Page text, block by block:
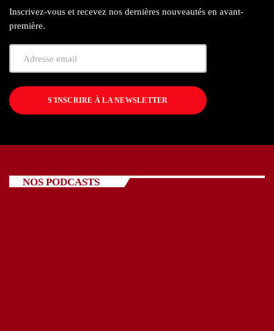
Inscrivez-vous et recevez nos dernières nouveautés en avant-
première.
S'INSCRIRE À LA NEWSLETTER
NOS PODCASTS